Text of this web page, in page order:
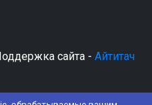
сайта - Айтитач